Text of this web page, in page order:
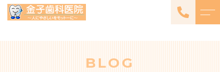
BLOG